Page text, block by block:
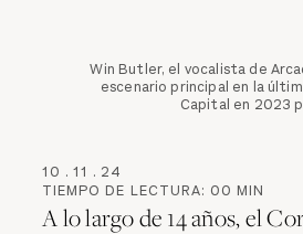
Win Butler, el vocalista de
escenario principal en la
Capital en 2023
10 . 11 . 24
TIEMPO DE LECTURA: 00 MIN
A lo largo de 14 años, el